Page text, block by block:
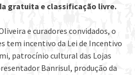
gratuita e classificação livre.
e curadores convidados, o
tem incentivo da Lei de Incentivo
patrocínio cultural das Lojas
Banrisul, produção da